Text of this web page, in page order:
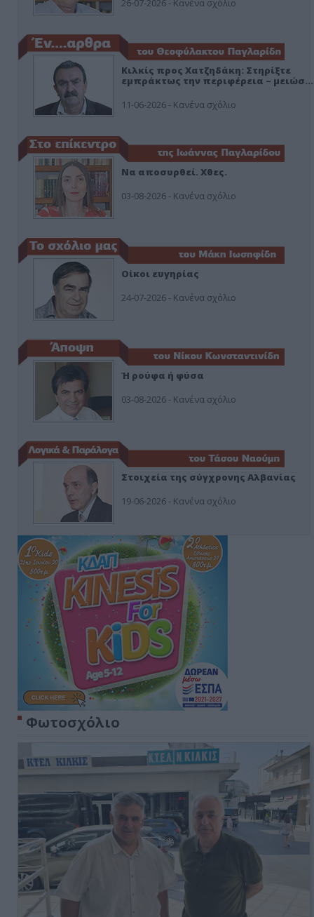
26-07-2026 - Κανένα σχόλιο
Κιλκίς προς Χατζηδάκη: Στηρίξτε
εμπράκτως την περιφέρεια – μειώσ…
11-06-2026 - Κανένα σχόλιο
Να αποσυρθεί. Χθες.
03-08-2026 - Κανένα σχόλιο
Οίκοι ευγηρίας
24-07-2026 - Κανένα σχόλιο
Ή ρούφα ή φύσα
03-08-2026 - Κανένα σχόλιο
Στοιχεία της σύγχρονης Αλβανίας
19-06-2026 - Κανένα σχόλιο
Φωτοσχόλιο